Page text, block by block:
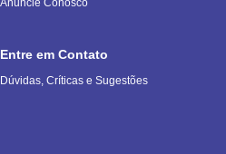
Anuncie Conosco
Entre em Contato
Dúvidas, Críticas e Sugestões